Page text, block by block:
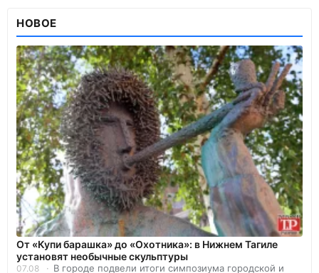
НОВОЕ
От «Купи барашка» до «Охотника»: в Нижнем Тагиле
установят необычные скульптуры
07.08
В городе подвели итоги симпозиума городской и